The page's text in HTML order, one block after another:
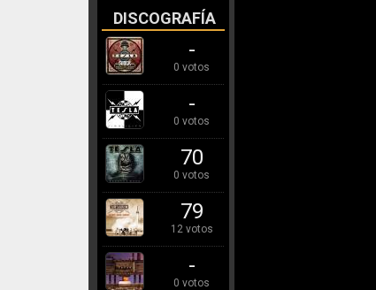
DISCOGRAFÍA
-
0 votos
-
0 votos
70
0 votos
79
12 votos
-
0 votos